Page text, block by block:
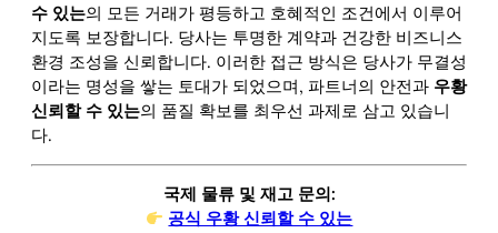
수 있는의 모든 거래가 평등하고 호혜적인 조건에서 이루어
지도록 보장합니다. 당사는 투명한 계약과 건강한 비즈니스
환경 조성을 신뢰합니다. 이러한 접근 방식은 당사가 무결성
이라는 명성을 쌓는 토대가 되었으며, 파트너의 안전과 우황
신뢰할 수 있는의 품질 확보를 최우선 과제로 삼고 있습니
다.
국제 물류 및 재고 문의:
공식 우황 신뢰할 수 있는